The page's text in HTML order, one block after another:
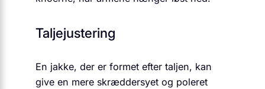
Taljejustering
En jakke, der er formet efter taljen, kan
give en mere skræddersyet og poleret